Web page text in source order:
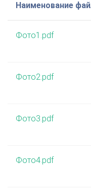
Наименование
Фото1.pdf
Фото2.pdf
Фото3.pdf
Фото4.pdf